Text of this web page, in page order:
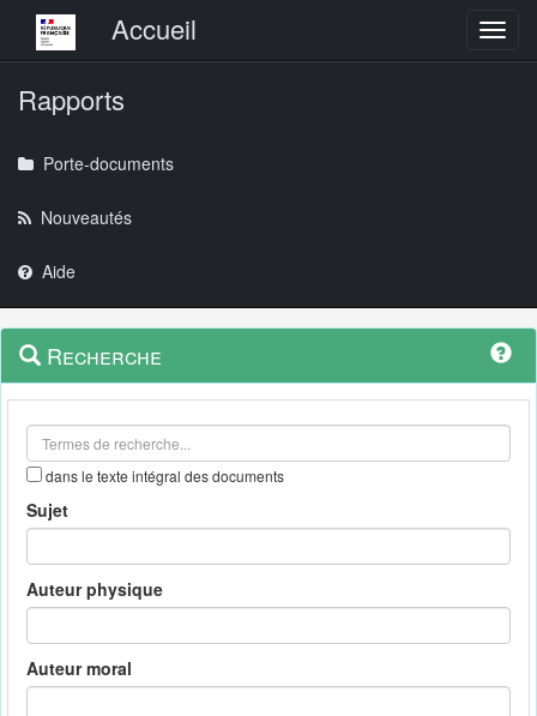
Menu principalAccueil
Rapports
Porte-documents
Nouveautés
Aide
Navigation
outils
Menu
contextuel
Recherche
dans le texte intégral des documents
Sujet
Auteur physique
Auteur moral